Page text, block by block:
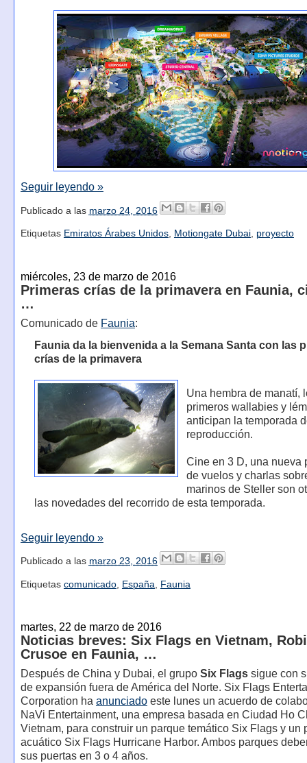
Seguir leyendo »
Publicado a las marzo 24, 2016
Etiquetas Emiratos Árabes Unidos, Motiongate Dubai, proyecto
miércoles, 23 de marzo de 2016
Primeras crías de la primavera en Faunia,
…
Comunicado de Faunia:
Faunia da la bienvenida a la Semana Santa con las
crías de la primavera
Una hembra de manatí,
primeros wallabies y
anticipan la temporada
reproducción.
Cine en 3 D, una nueva
de vuelos y charlas
marinos de Steller son
las novedades del recorrido de esta temporada.
Seguir leyendo »
Publicado a las marzo 23, 2016
Etiquetas comunicado, España Faunia
martes, 22 de marzo de 2016
Noticias breves: Six Flags en Vietnam,
Crusoe en Faunia, …
Después de China y Dubai, el grupo Six Flagssigue con
de expansión fuera de América del Norte. Six Flags
Corporation ha anunciadoeste lunes un acuerdo de
NaVi Entertainment, una empresa basada en Ciudad Ho
Vietnam, para construir un parque temático Six Flags y un
acuático Six Flags Hurricane Harbor. Ambos parques
sus puertas en 3 o 4 años.